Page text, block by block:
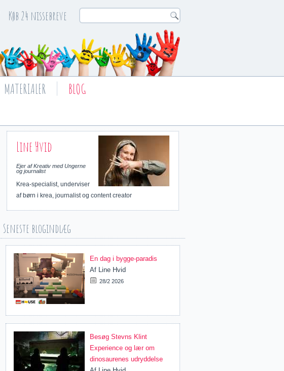
Køb 24 nissebreve
MATERIALER
BLOG
Line Hvid
Ejer af Kreativ med Ungerne
og journalist
Krea-specialist, underviser
af børn i krea, journalist og content creator
Seneste blogindlæg
En dag i bygge-paradis
Af Line Hvid
28/2 2026
Besøg Stevns Klint
Experience og lær om
dinosaurenes udryddelse